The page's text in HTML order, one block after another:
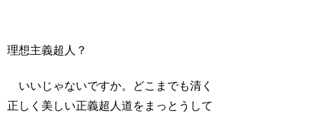
理想主義超人？
いいじゃないですか。どこまでも清く
正しく美しい正義超人道をまっとうして